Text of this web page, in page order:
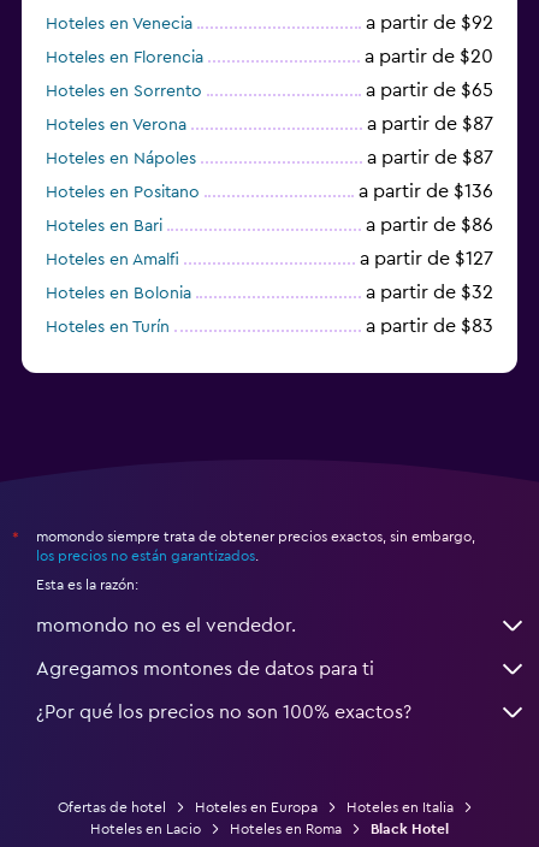
Hoteles en Venecia a partir de $92
Hoteles en Florencia a partir de $20
Hoteles en Sorrento a partir de $65
Hoteles en Verona a partir de $87
Hoteles en Nápoles a partir de $87
Hoteles en Positano a partir de $136
Hoteles en Bari a partir de $86
Hoteles en Amalfi a partir de $127
Hoteles en Bolonia a partir de $32
Hoteles en Turín a partir de $83
*
momondo siempre trata de obtener precios exactos, sin embargo,
los precios no están garantizados
Esta es la razón:
momondo no es el vendedor.
Agregamos montones de datos para ti
¿Por qué los precios no son 100% exactos?
Ofertas de hotel Hoteles en Europa
Hoteles en Italia
Hoteles en Lacio
Hoteles en Roma Black Hotel